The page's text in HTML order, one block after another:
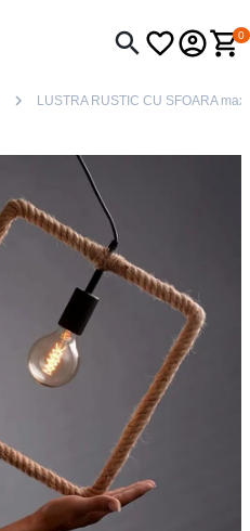
0
LUSTRA RUSTIC CU SFOARA